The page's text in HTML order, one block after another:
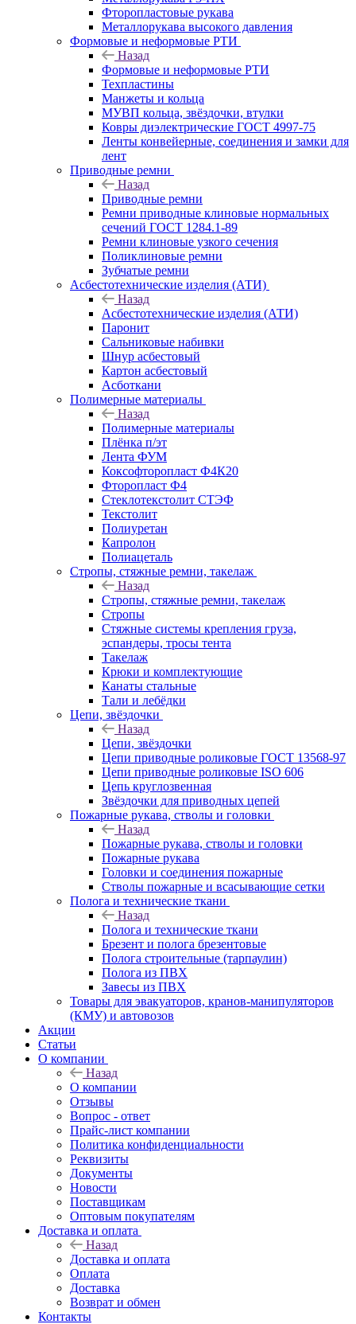
Фторопластовые рукава
Металлорукава высокого давления
Формовые и неформовые РТИ
Назад
Формовые и неформовые РТИ
Техпластины
Манжеты и кольца
МУВП кольца, звёздочки, втулки
Ковры диэлектрические ГОСТ 4997-75
Ленты конвейерные, соединения и замки для
лент
Приводные ремни
Назад
Приводные ремни
Ремни приводные клиновые нормальных
сечений ГОСТ 1284.1-89
Ремни клиновые узкого сечения
Поликлиновые ремни
Зубчатые ремни
Асбестотехнические изделия (АТИ)
Назад
Асбестотехнические изделия (АТИ)
Паронит
Сальниковые набивки
Шнур асбестовый
Картон асбестовый
Асботкани
Полимерные материалы
Назад
Полимерные материалы
Плёнка п/эт
Лента ФУМ
Коксофторопласт Ф4К20
Фторопласт Ф4
Стеклотекстолит СТЭФ
Текстолит
Полиуретан
Капролон
Полиацеталь
Стропы, стяжные ремни, такелаж
Назад
Стропы, стяжные ремни, такелаж
Стропы
Стяжные системы крепления груза,
эспандеры, тросы тента
Такелаж
Крюки и комплектующие
Канаты стальные
Тали и лебёдки
Цепи, звёздочки
Назад
Цепи, звёздочки
Цепи приводные роликовые ГОСТ 13568-97
Цепи приводные роликовые ISO 606
Цепь круглозвенная
Звёздочки для приводных цепей
Пожарные рукава, стволы и головки
Назад
Пожарные рукава, стволы и головки
Пожарные рукава
Головки и соединения пожарные
Стволы пожарные и всасывающие сетки
Полога и технические ткани
Назад
Полога и технические ткани
Брезент и полога брезентовые
Полога строительные (тарпаулин)
Полога из ПВХ
Завесы из ПВХ
Товары для эвакуаторов, кранов-манипуляторов
(КМУ) и автовозов
Акции
Статьи
О компании
Назад
О компании
Отзывы
Вопрос - ответ
Прайс-лист компании
Политика конфиденциальности
Реквизиты
Документы
Новости
Поставщикам
Оптовым покупателям
Доставка и оплата
Назад
Доставка и оплата
Оплата
Доставка
Возврат и обмен
Контакты